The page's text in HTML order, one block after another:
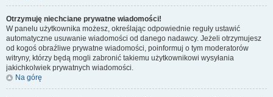
Otrzymuję niechciane prywatne wiadomości!
W panelu użytkownika możesz, określając odpowiednie reguły ustawić
automatyczne usuwanie wiadomości od danego nadawcy. Jeżeli otrzymujesz
od kogoś obraźliwe prywatne wiadomości, poinformuj o tym moderatorów
witryny, którzy będą mogli zabronić takiemu użytkownikowi wysyłania
jakichkolwiek prywatnych wiadomości.
Na górę